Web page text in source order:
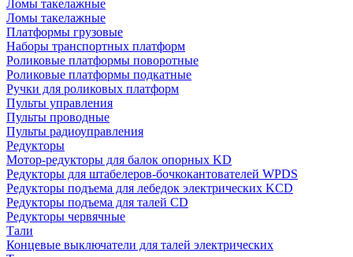
Ломы такелажные
Ломы такелажные
Платформы грузовые
Наборы транспортных платформ
Роликовые платформы поворотные
Роликовые платформы подкатные
Ручки для роликовых платформ
Пульты управления
Пульты проводные
Пульты радиоуправления
Редукторы
Мотор-редукторы для балок опорных KD
Редукторы для штабелеров-бочкокантователей WPDS
Редукторы подъема для лебедок электрических KCD
Редукторы подъема для талей CD
Редукторы червячные
Тали
Концевые выключатели для талей электрических